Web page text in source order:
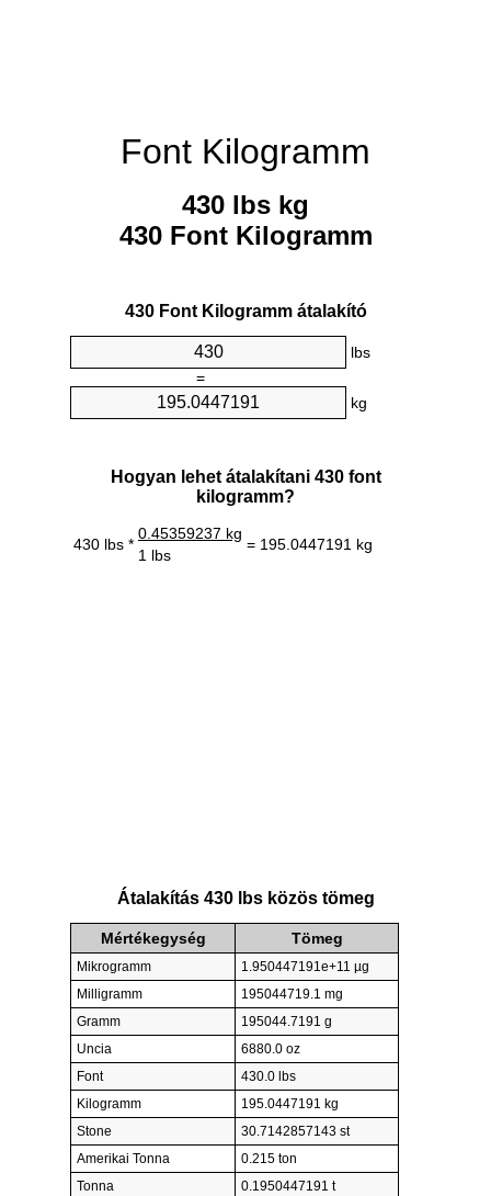
Font Kilogramm
430 lbs kg
430 Font Kilogramm
430 Font Kilogramm átalakító
lbs
=
kg
Hogyan lehet átalakítani 430 font
kilogramm?
430 lbs *
0.45359237 kg
= 195.0447191 kg
1 lbs
Átalakítás 430 lbs közös tömeg
Mértékegység Tömeg
Mikrogramm
1.950447191e+11 µg
Milligramm
195044719.1 mg
Gramm
195044.7191 g
Uncia
6880.0 oz
Font
430.0 lbs
Kilogramm
195.0447191 kg
Stone
30.7142857143 st
Amerikai Tonna
0.215 ton
Tonna
0.1950447191 t